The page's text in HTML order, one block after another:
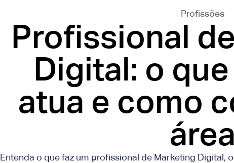
Profissões
Profissional
Digital: o
atua e como
área
Entenda o que faz um profissional de Marketing Digital,